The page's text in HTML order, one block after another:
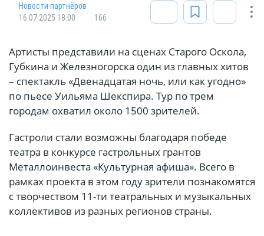
Новости партнёров
16.07.2025 18:00
166
Артисты представили на сценах Старого Оскола,
Губкина и Железногорска один из главных хитов
– спектакль «Двенадцатая ночь, или как угодно»
по пьесе Уильяма Шекспира. Тур по трем
городам охватил около 1500 зрителей.
Гастроли стали возможны благодаря победе
театра в конкурсе гастрольных грантов
Металлоинвеста «Культурная афиша». Всего в
рамках проекта в этом году зрители познакомятся
с творчеством 11-ти театральных и музыкальных
коллективов из разных регионов страны.